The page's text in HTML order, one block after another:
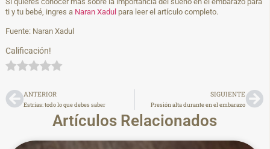
ti y tu bebé, ingres a Naran Xadul para leer el artículo completo.
Fuente: Naran Xadul
Calificación!
ANTERIOR
Estrías: todo lo que debes saber
SIGUIENTE
Presión alta durante en el embarazo
Artículos Relacionados